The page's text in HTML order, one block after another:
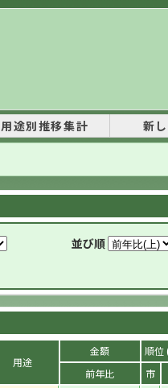
用途別推移集計 新
並び順
用途
金額
順位
前年比
市